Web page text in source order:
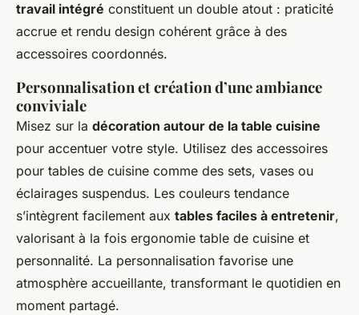
travail intégré constituent un double atout : praticité
accrue et rendu design cohérent grâce à des
accessoires coordonnés.
Personnalisation et création d’une ambiance
conviviale
Misez sur la décoration autour de la table cuisine
pour accentuer votre style. Utilisez des accessoires
pour tables de cuisine comme des sets, vases ou
éclairages suspendus. Les couleurs tendance
s’intègrent facilement aux tables faciles à entretenir,
valorisant à la fois ergonomie table de cuisine et
personnalité. La personnalisation favorise une
atmosphère accueillante, transformant le quotidien en
moment partagé.